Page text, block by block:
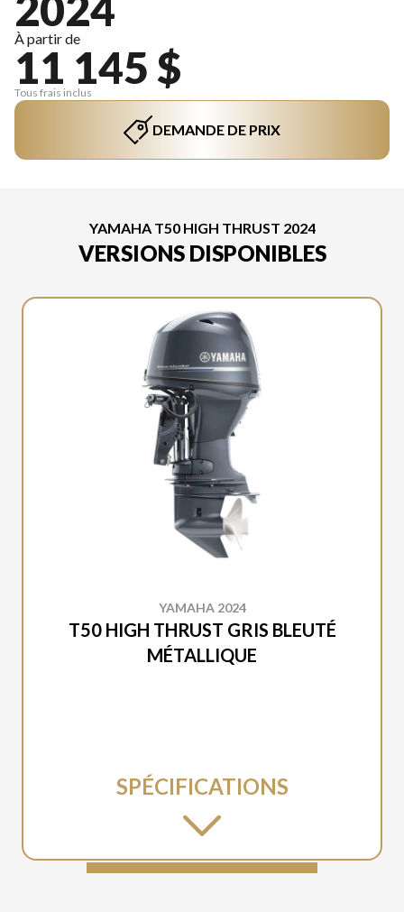
À partir de
11 145 $
Tous frais inclus
DEMANDE DE PRIX
YAMAHA T50 HIGH THRUST 2024
VERSIONS DISPONIBLES
YAMAHA 2024
T50 HIGH THRUST GRIS BLEUTÉ
MÉTALLIQUE
SPÉCIFICATIONS